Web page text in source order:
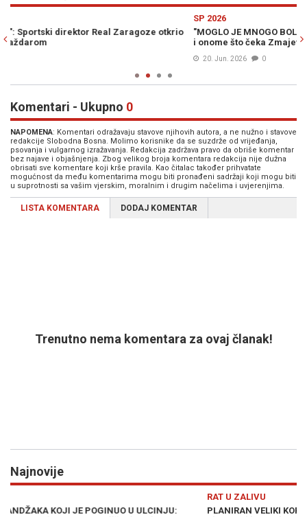
"MOGLO JE MNOGO BOLJE": Baždar i Dedić o porazu od Švicarske
i onome što čeka Zmajeve
Komentari - Ukupno 0
NAPOMENA: Komentari odražavaju stavove njihovih autora, a ne nužno i stavove
redakcije Slobodna Bosna. Molimo korisnike da se suzdrže od vrijeđanja,
psovanja i vulgarnog izražavanja. Redakcija zadržava pravo da obriše komentar
bez najave i objašnjenja. Zbog velikog broja komentara redakcija nije dužna
obrisati sve komentare koji krše pravila. Kao čitalac također prihvatate
mogućnost da među komentarima mogu biti pronađeni sadržaji koji mogu biti
u suprotnosti sa vašim vjerskim, moralnim i drugim načelima i uvjerenjima.
LISTA KOMENTARA DODAJ KOMENTAR
Trenutno nema komentara za ovaj članak!
Najnovije
PLANIRAN VELIKI KOPNENI NAPAD NA IRAN: Pezeškijan otkrio